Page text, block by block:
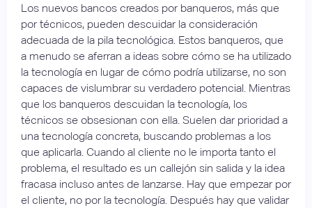
Los nuevos bancos creados por banqueros, más que
por técnicos, pueden descuidar la consideración
adecuada de la pila tecnológica. Estos banqueros, que
a menudo se aferran a ideas sobre cómo se ha utilizado
la tecnología en lugar de cómo podría utilizarse, no son
capaces de vislumbrar su verdadero potencial. Mientras
que los banqueros descuidan la tecnología, los
técnicos se obsesionan con ella. Suelen dar prioridad a
una tecnología concreta, buscando problemas a los
que aplicarla. Cuando al cliente no le importa tanto el
problema, el resultado es un callejón sin salida y la idea
fracasa incluso antes de lanzarse. Hay que empezar por
el cliente, no por la tecnología. Después hay que validar